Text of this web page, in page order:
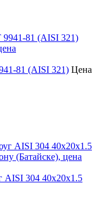
81 (AISI 321) Цена
AISI 304 40x20x1.5